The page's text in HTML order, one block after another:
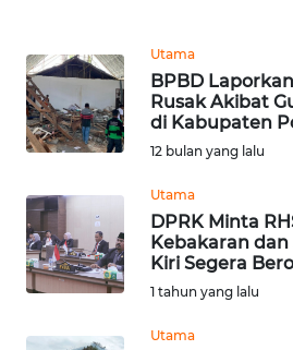
Utama
BPBD
Rusak Akibat
di Kabupaten
12 bulan yang lalu
Utama
DPRK Minta
Kebakaran dan
Kiri Segera
1 tahun yang lalu
Utama
WN
CIANJUR
KEPULAUAN
SERIBU
WN